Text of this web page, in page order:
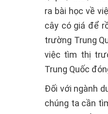
ra bài học về
cây có giá để
trường Trung
việc tìm thị
Trung Quốc
Đối với ngành
chúng ta cần